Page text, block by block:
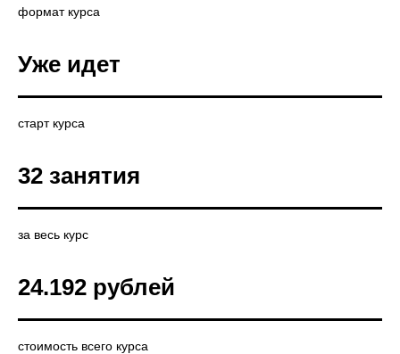
формат курса
Уже идет
старт курса
32 занятия
за весь курс
24.192 рублей
стоимость всего курса